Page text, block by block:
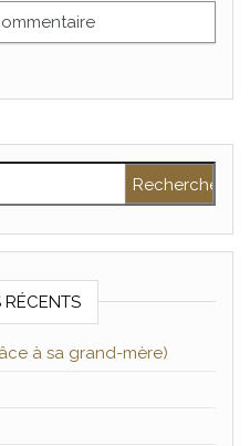
RÉCENTS
à sa grand-mère)